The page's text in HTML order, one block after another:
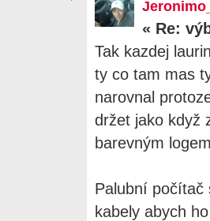
Jeronimo_
« Re:
Tak kazdej
ty co tam mas
narovnal
držet jako když
barevným
Palubní počítač
kabely abych